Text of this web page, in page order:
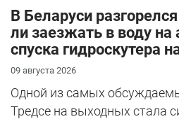
В Беларуси
ли заезжать в воду
спуска гидроскутера
09 августа 2026
Одной из самых
Тредсе на выходных стала